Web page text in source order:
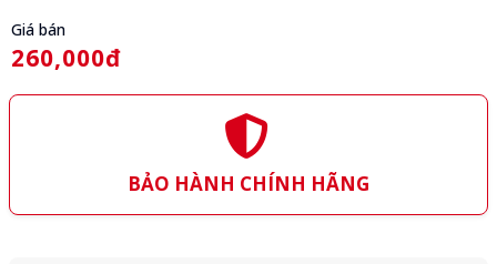
Giá bán
260,000đ
BẢO HÀNH CHÍNH HÃNG